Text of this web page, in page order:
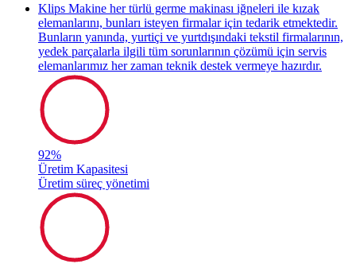
Klips Makine her türlü germe makinası iğneleri ile kızak
elemanlarını, bunları isteyen firmalar için tedarik etmektedir.
Bunların yanında, yurtiçi ve yurtdışındaki tekstil firmalarının,
yedek parçalarla ilgili tüm sorunlarının çözümü için servis
elemanlarımız her zaman teknik destek vermeye hazırdır.
92%
Üretim Kapasitesi
Üretim süreç yönetimi